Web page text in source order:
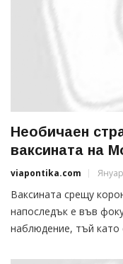
Необичаен
ваксината на
viapontika.com
Ваксината срещу
напоследък е във
наблюдение, тъй като